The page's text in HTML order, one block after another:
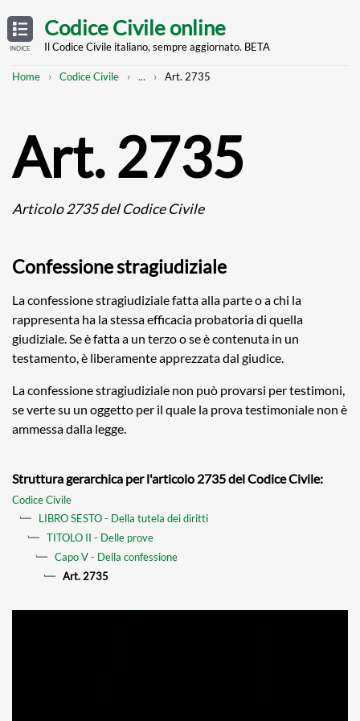
TABLE
OF
CONTENTS
INDICE
main
Codice Civile online
Il Codice Civile italiano, sempre aggiornato. BETA
Breadcrumb
Home Codice Civile
Mostra
... Art. 2735
Art. 2735
Articolo 2735 del Codice Civile
Confessione stragiudiziale
La confessione stragiudiziale fatta alla parte o a chi la
rappresenta ha la stessa efficacia probatoria di quella
giudiziale. Se è fatta a un terzo o se è contenuta in un
testamento, è liberamente apprezzata dal giudice.
La confessione stragiudiziale non può provarsi per testimoni,
se verte su un oggetto per il quale la prova testimoniale non è
ammessa dalla legge.
Struttura gerarchica per l'articolo 2735 del Codice Civile:
Codice Civile
LIBRO SESTO - Della tutela dei diritti
TITOLO II - Delle prove
Capo V - Della confessione
Art. 2735